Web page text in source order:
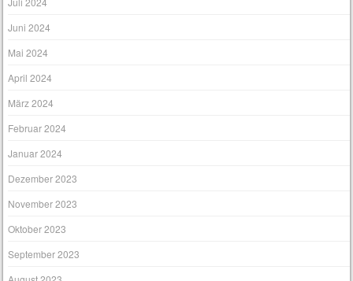
Juni 2024
Mai 2024
April 2024
März 2024
Februar 2024
Januar 2024
Dezember 2023
November 2023
Oktober 2023
September 2023